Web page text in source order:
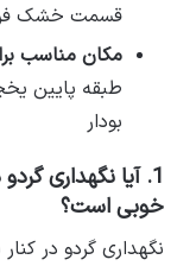
قسمت خشک
مکان مناسب
طبقه پایین
بودار
1. آیا نگهداری
خوبی است؟
نگهداری گردو در